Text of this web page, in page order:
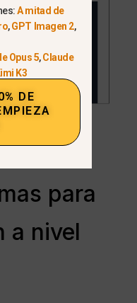
y
para
a nivel
A mitad de
,GPT Imagen 2,
Opus 5,Claude
K3
DE